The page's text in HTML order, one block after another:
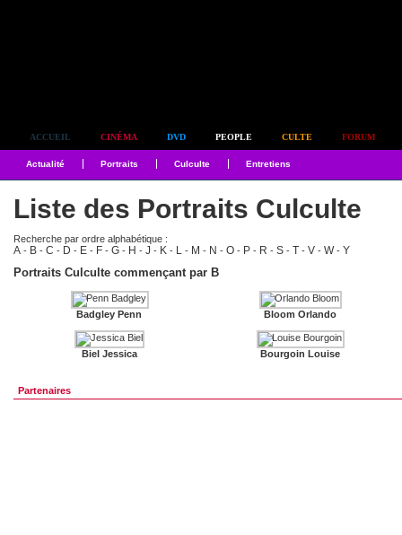
ACCUEIL CINÉMA DVD PEOPLE CULTE FORUM
Actualité Portraits Culculte Entretiens
Liste des Portraits Culculte
Recherche par ordre alphabétique :
A - B - C - D - E - F - G - H - J - K - L - M - N - O - P - R - S - T - V - W- Y
Portraits Culculte commençant par B
Badgley Penn
Biel Jessica
Bloom Orlando
Bourgoin Louise
Partenaires